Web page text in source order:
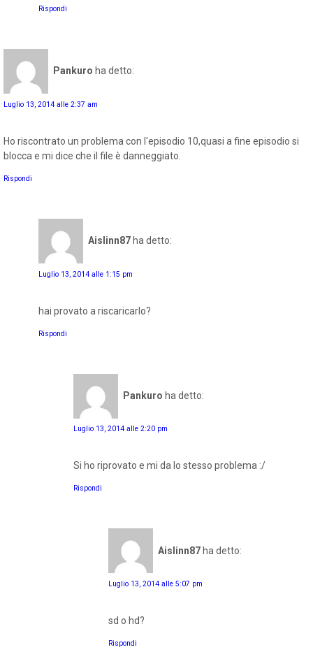
Rispondi
Pankuro ha detto:
Luglio 13, 2014 alle 2:37 am
Ho riscontrato un problema con l'episodio 10,quasi a fine episodio si
blocca e mi dice che il file è danneggiato.
Rispondi
Aislinn87 ha detto:
Luglio 13, 2014 alle 1:15 pm
hai provato a riscaricarlo?
Rispondi
Pankuro ha detto:
Luglio 13, 2014 alle 2:20 pm
Si ho riprovato e mi da lo stesso problema :/
Rispondi
Aislinn87 ha detto:
Luglio 13, 2014 alle 5:07 pm
sd o hd?
Rispondi